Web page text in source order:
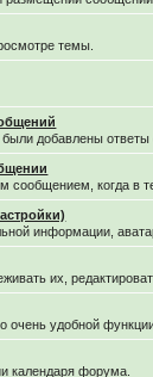
темы.
добавлены
сообщением, когда в
информации,
их,
очень удобной
календаря форума.